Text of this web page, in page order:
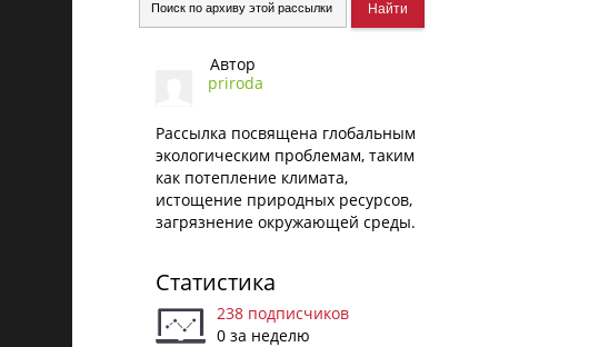
Автор
priroda
Рассылка посвящена глобальным
экологическим проблемам, таким
как потепление климата,
истощение природных ресурсов,
загрязнение окружающей среды.
Статистика
238 подписчиков
0 за неделю